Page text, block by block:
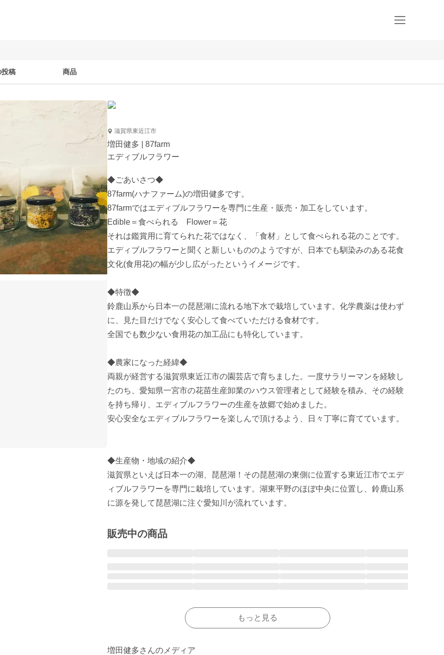
投稿 商品
滋賀県東近江市
増田健多 | 87farm
エディブルフラワー
◆ごあいさつ◆
87farm(ハナファーム)の増田健多です。
87farmではエディブルフラワーを専門に生産・販売・加工をしています。
Edible＝食べられる　Flower＝花
それは鑑賞用に育てられた花ではなく、「食材」として食べられる花のことです。
エディブルフラワーと聞くと新しいもののようですが、日本でも馴染みのある花食
文化(食用花)の幅が少し広がったというイメージです。
◆特徴◆
鈴鹿山系から日本一の琵琶湖に流れる地下水で栽培しています。化学農薬は使わず
に、見た目だけでなく安心して食べていただける食材です。
全国でも数少ない食用花の加工品にも特化しています。
◆農家になった経緯◆
両親が経営する滋賀県東近江市の園芸店で育ちました。一度サラリーマンを経験し
たのち、愛知県一宮市の花苗生産卸業のハウス管理者として経験を積み、その経験
を持ち帰り、エディブルフラワーの生産を故郷で始めました。
安心安全なエディブルフラワーを楽しんで頂けるよう、日々丁寧に育てています。
◆生産物・地域の紹介◆
滋賀県といえば日本一の湖、琵琶湖！その琵琶湖の東側に位置する東近江市でエデ
ィブルフラワーを専門に栽培しています。湖東平野のほぼ中央に位置し、鈴鹿山系
に源を発して琵琶湖に注ぐ愛知川が流れています。
販売中の商品
もっと見る
増田健多さんのメディア